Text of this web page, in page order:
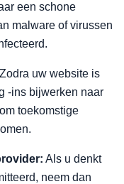
een schone
malware of virussen
Zodra uw website is
-ins bijwerken naar
toekomstige
Als u denkt
neem dan